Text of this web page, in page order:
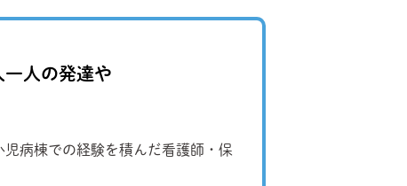
人の発達や
病棟での経験を積んだ看護師・保